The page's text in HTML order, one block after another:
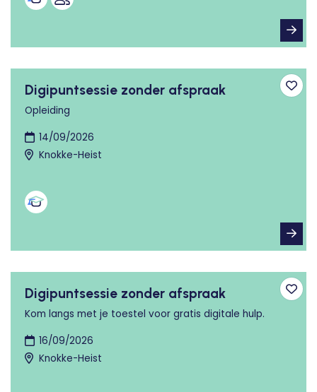
Digipuntsessie zonder afspraak
Opleiding
14/09/2026
Knokke-Heist
Digipuntsessie zonder afspraak
Kom langs met je toestel voor gratis digitale hulp.
16/09/2026
Knokke-Heist